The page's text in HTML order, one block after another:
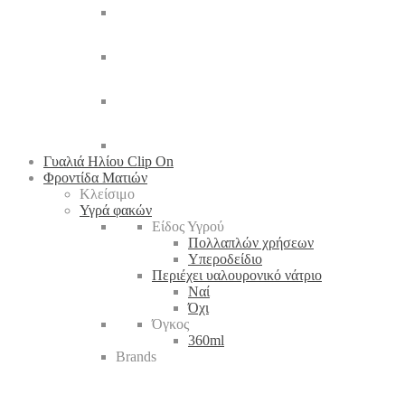
Γυαλιά Ηλίου Clip On
Φροντίδα Ματιών
Κλείσιμο
Υγρά φακών
Είδος Υγρού
Πολλαπλών χρήσεων
Υπεροδείδιο
Περιέχει υαλουρονικό νάτριο
Ναί
Όχι
Όγκος
360ml
Brands